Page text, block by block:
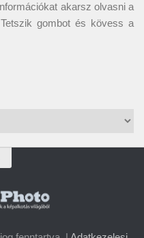
akarsz olvasni a
gombot és kövess a